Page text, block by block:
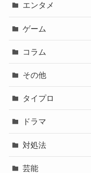
エンタメ
ゲーム
コラム
その他
タイプロ
ドラマ
対処法
芸能